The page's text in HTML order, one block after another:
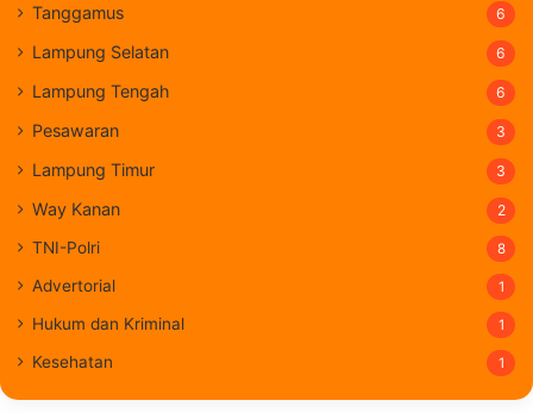
Tanggamus 6
Lampung Selatan 6
Lampung Tengah 6
Pesawaran 3
Lampung Timur 3
Way Kanan 2
TNI-Polri 8
Advertorial 1
Hukum dan Kriminal 1
Kesehatan 1